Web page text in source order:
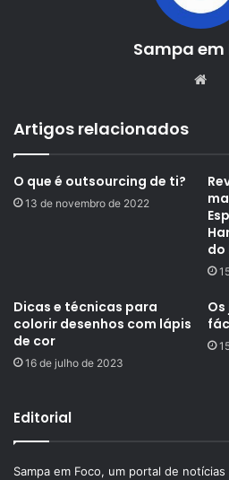
Sampa em
Artigos relacionados
O que é outsourcing de ti?
13 de novembro de 2022
do
Dicas e técnicas para
colorir desenhos com lápis
de cor
16 de julho de 2023
Editorial
Sampa em Foco, um portal de